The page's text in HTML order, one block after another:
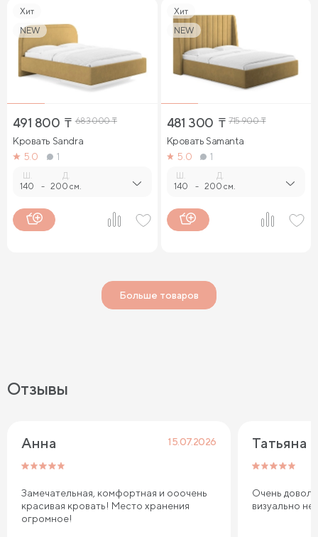
Хит
NEW
491 800 ₸ 683 000₸
Кровать Sandra
5.0
1
Ш.
140 -
Д.
200 см.
Хит
NEW
481 300 ₸ 715 900₸
Кровать Samanta
5.0
1
Ш.
140 -
Д.
200 см.
Больше товаров
Отзывы
Анна 15.07.2026
Замечательная, комфортная и ооочень
красивая кровать! Место хранения
огромное!
Татьяна
Очень
визуально